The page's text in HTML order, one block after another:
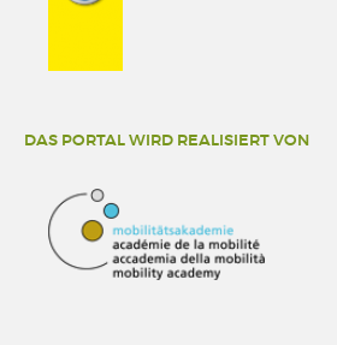
DAS PORTAL WIRD REALISIERT VON